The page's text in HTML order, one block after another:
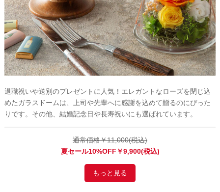
退職祝いや送別のプレゼントに人気！エレガントなローズを閉じ込
めたガラスドームは、上司や先輩へに感謝を込めて贈るのにぴった
りです。その他、結婚記念日や長寿祝いにも選ばれています。
通常価格￥11,000(税込)
夏セール10%OFF￥9,900(税込)
もっと見る